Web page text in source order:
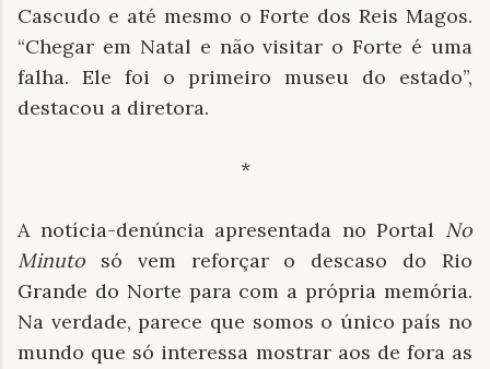
Cascudo e até mesmo o Forte dos Reis Magos.
“Chegar em Natal e não visitar o Forte é uma
falha. Ele foi o primeiro museu do estado”,
destacou a diretora.
*
A notícia-denúncia apresentada no Portal No
Minuto só vem reforçar o descaso do Rio
Grande do Norte para com a própria memória.
Na verdade, parece que somos o único país no
mundo que só interessa mostrar aos de fora as